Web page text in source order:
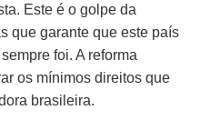
Este é o golpe da
que garante que este país
foi. A reforma
os mínimos direitos que
brasileira.